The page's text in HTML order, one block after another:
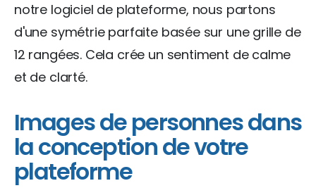
notre logiciel de plateforme, nous partons
d'une symétrie parfaite basée sur une grille de
12 rangées. Cela crée un sentiment de calme
et de clarté.
Images de personnes dans
la conception de votre
plateforme